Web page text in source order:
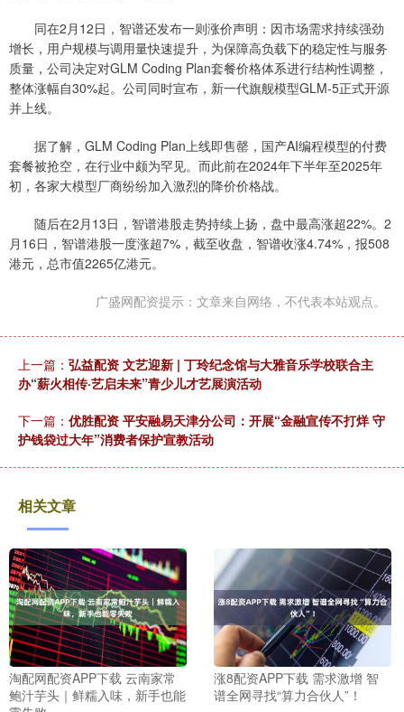
同在2月12日，智谱还发布一则涨价声明：因市场需求持续强劲
增长，用户规模与调用量快速提升，为保障高负载下的稳定性与服务
质量，公司决定对GLM Coding Plan套餐价格体系进行结构性调整，
整体涨幅自30%起。公司同时宣布，新一代旗舰模型GLM-5正式开源
并上线。
据了解，GLM Coding Plan上线即售罄，国产AI编程模型的付费
套餐被抢空，在行业中颇为罕见。而此前在2024年下半年至2025年
初，各家大模型厂商纷纷加入激烈的降价价格战。
随后在2月13日，智谱港股走势持续上扬，盘中最高涨超22%。2
月16日，智谱港股一度涨超7%，截至收盘，智谱收涨4.74%，报508
港元，总市值2265亿港元。
广盛网配资提示：文章来自网络，不代表本站观点。
上一篇： 弘益配资 文艺迎新 | 丁玲纪念馆与大雅音乐学校联合主
办“薪火相传·艺启未来”青少儿才艺展演活动
下一篇： 优胜配资 平安融易天津分公司：开展“金融宣传不打烊 守
护钱袋过大年”消费者保护宣教活动
相关文章
淘配网配资APP下载 云南家常
鲍汁芋头｜鲜糯入味，新手也能
涨8配资APP下载 需求激增 智
谱全网寻找“算力合伙人”！